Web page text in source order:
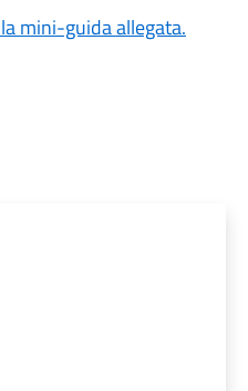
mini-guida allegata.